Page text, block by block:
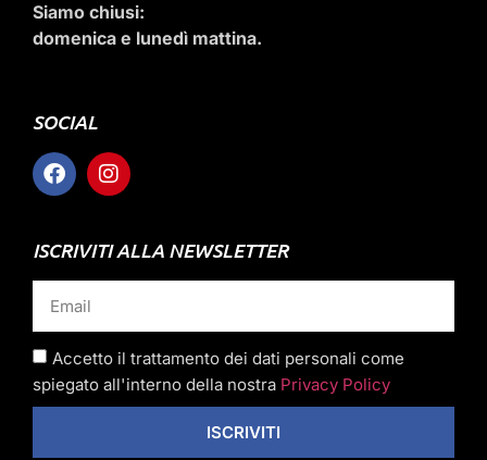
Siamo chiusi:
domenica e lunedì mattina.
SOCIAL
ISCRIVITI ALLA NEWSLETTER
Accetto il trattamento dei dati personali come
spiegato all'interno della nostra Privacy Policy
ISCRIVITI